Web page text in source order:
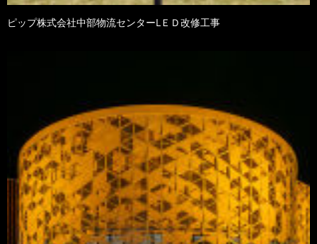
ピップ株式会社中部物流センターLＥＤ改修工事